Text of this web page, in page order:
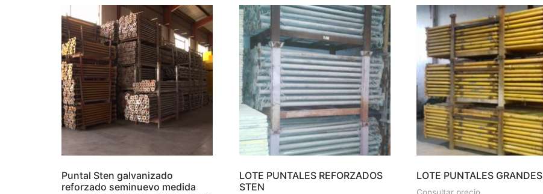
Puntal Sten galvanizado
reforzado seminuevo medida
LOTE PUNTALES REFORZADOS
STEN
LOTE PUNTALES GRANDES